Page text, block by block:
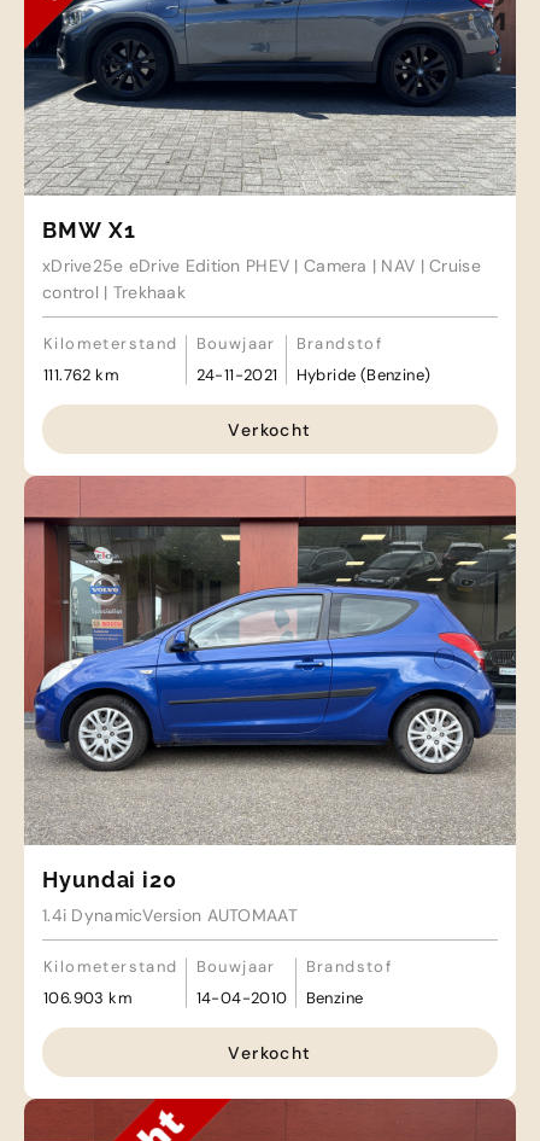
BMW X1
xDrive25e eDrive Edition PHEV | Camera | NAV | Cruise
control | Trekhaak
Kilometerstand
111.762 km
Bouwjaar
24-11-2021
Brandstof
Hybride (Benzine)
Verkocht
Hyundai i20
1.4i DynamicVersion AUTOMAAT
Kilometerstand
106.903 km
Bouwjaar
14-04-2010
Brandstof
Benzine
Verkocht